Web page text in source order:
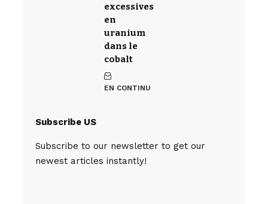
excessives
en
uranium
dans le
cobalt
EN CONTINU
Subscribe US
Subscribe to our newsletter to get our
newest articles instantly!